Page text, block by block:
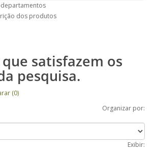
dos produtos
satisfazem os
pesquisa.
(0)
Organizar por:
Exibir: